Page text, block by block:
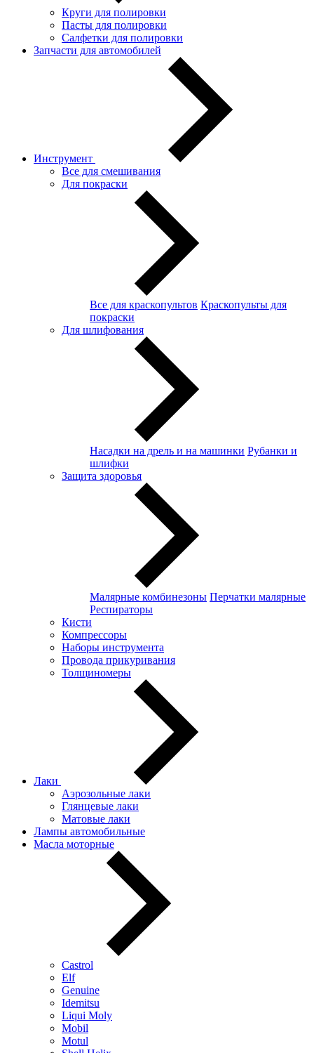
Круги для полировки
Пасты для полировки
Салфетки для полировки
Запчасти для автомобилей
Инструмент
Все для смешивания
Для покраски
Все для краскопультов Краскопульты для
покраски
Для шлифования
Насадки на дрель и на машинки Рубанки и
шлифки
Защита здоровья
Малярные комбинезоны Перчатки малярные
Респираторы
Кисти
Компрессоры
Наборы инструмента
Провода прикуривания
Толщиномеры
Лаки
Аэрозольные лаки
Глянцевые лаки
Матовые лаки
Лампы автомобильные
Масла моторные
Castrol
Elf
Genuine
Idemitsu
Liqui Moly
Mobil
Motul